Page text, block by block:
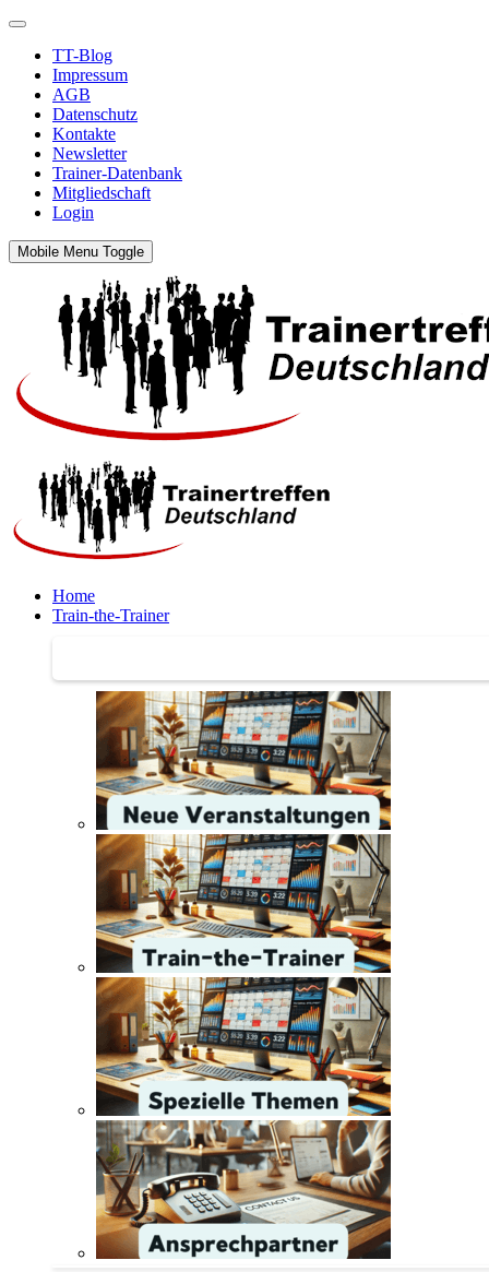
TT-Blog
Impressum
AGB
Datenschutz
Kontakte
Newsletter
Trainer-Datenbank
Mitgliedschaft
Login
Mobile Menu Toggle
Home
Train-the-Trainer